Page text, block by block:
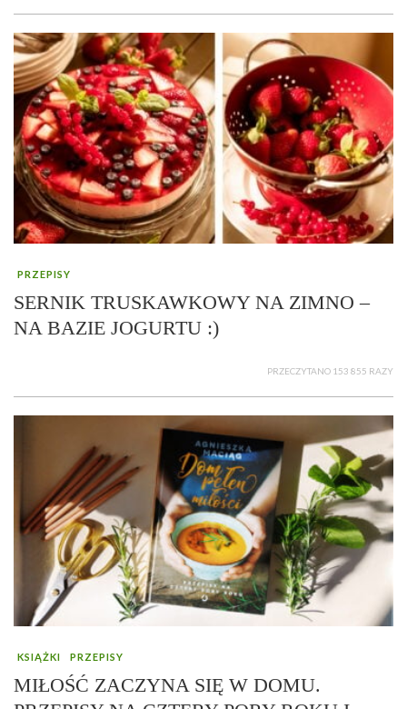
PRZEPISY
SERNIK TRUSKAWKOWY NA ZIMNO –
NA BAZIE JOGURTU :)
PRZECZYTANO 153 855 RAZY
KSIĄŻKI PRZEPISY
MIŁOŚĆ ZACZYNA SIĘ W DOMU.